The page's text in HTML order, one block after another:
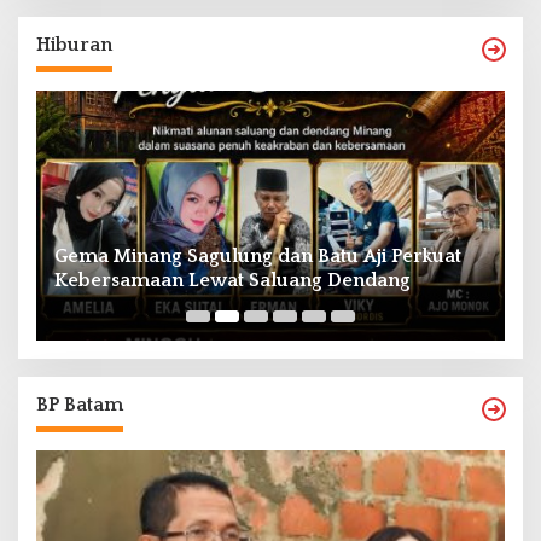
Hiburan
Gema Minang Sagulung dan Batu Aji Perkuat
Kebersamaan Lewat Saluang Dendang
BP Batam